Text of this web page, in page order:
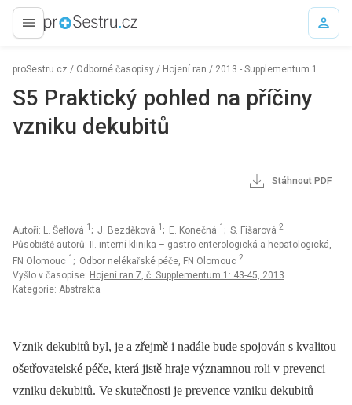
proLékaře.cz
proSestru.cz / Odborné časopisy / Hojení ran / 2013 - Supplementum 1
S5 Praktický pohled na příčiny
vzniku dekubitů
Stáhnout PDF
Autoři: L. Šeflová 1 ; J. Bezděková 1 ; E. Konečná 1 ; S. Fišarová 2
Působiště autorů: II. interní klinika – gastro-enterologická a hepatologická,
FN Olomouc 1 ; Odbor nelékařské péče, FN Olomouc 2
Vyšlo v časopise: Hojení ran 7, č. Supplementum 1: 43-45, 2013
Kategorie: Abstrakta
Vznik dekubitů byl, je a zřejmě i nadále bude spojován s kvalitou
ošetřovatelské péče, která jistě hraje významnou roli v prevenci
vzniku dekubitů. Ve skutečnosti je prevence vzniku dekubitů